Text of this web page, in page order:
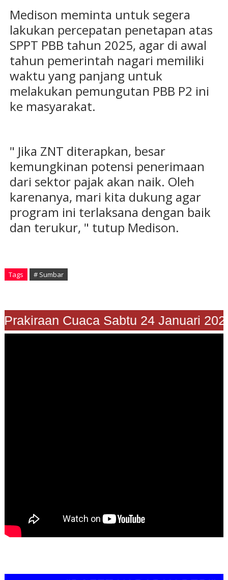
Medison meminta untuk segera
lakukan percepatan penetapan atas
SPPT PBB tahun 2025, agar di awal
tahun pemerintah nagari memiliki
waktu yang panjang untuk
melakukan pemungutan PBB P2 ini
ke masyarakat.
" Jika ZNT diterapkan, besar
kemungkinan potensi penerimaan
dari sektor pajak akan naik. Oleh
karenanya, mari kita dukung agar
program ini terlaksana dengan baik
dan terukur, " tutup Medison.
Tags # Sumbar
Cuaca Sabtu 24 Januari 2026"